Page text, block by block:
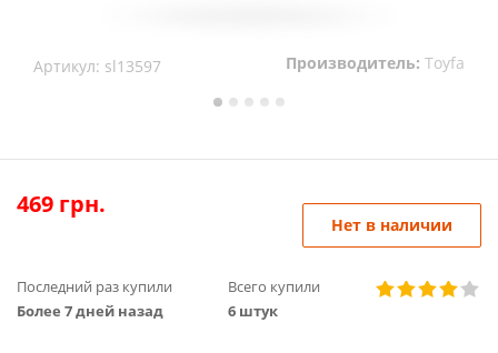
Артикул: sl13597 Производитель: Toyfa
469 грн.
Нет в наличии
Последний раз купили
Более 7 дней назад
Всего купили
6 штук